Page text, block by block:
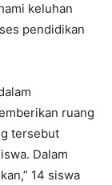
keluhan
pendidikan
ruang
tersebut
Dalam
14 siswa